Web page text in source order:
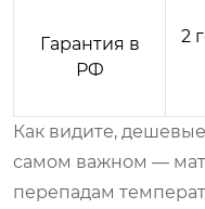
Гарантия в
РФ
2
Как видите,
самом важном —
перепадам